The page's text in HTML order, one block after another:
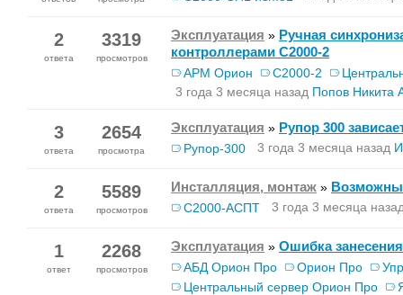
2
ответа
3319
просмотров
Эксплуатация » Ручная
контроллерами C2000-2
АРМ Орион С2000-2
3 года 3 месяца назад Попов Никита
3
ответа
2654
просмотра
Эксплуатация » Рупор 300
Рупор-300 3 года 3 месяца назад
2
ответа
5589
просмотров
Инсталляция, монтаж »
С2000-АСПТ 3 года 3 месяца
1
ответ
2268
просмотров
Эксплуатация » Ошибка
АБД Орион Про Орион Про
Центральный сервер Орион Про